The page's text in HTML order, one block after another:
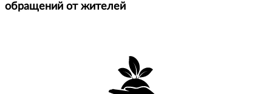
обращений от жителей